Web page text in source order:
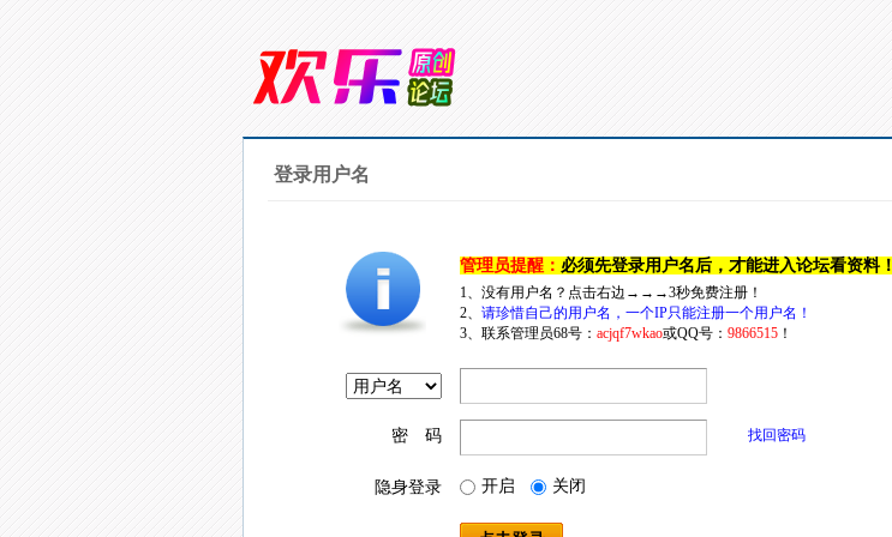
登录用户名
管理员提醒： 必须先登录用户名后，才能进入论坛看资料！
1、没有用户名？点击右边→→→3秒免费注册！
2、 请珍惜自己的用户名，一个IP只能注册一个用户名！
3、联系管理员68号： acjqf7wkao或QQ号： 9866515！
密 码 找回密码
隐身登录 开启 关闭